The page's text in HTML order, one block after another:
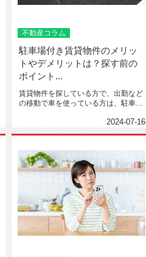
不動産コラム
駐車場付き賃貸物件のメリッ
トやデメリットは？探す前の
ポイント...
賃貸物件を探している方で、出勤など
の移動で車を使っている方は、駐車場
2024-07-16